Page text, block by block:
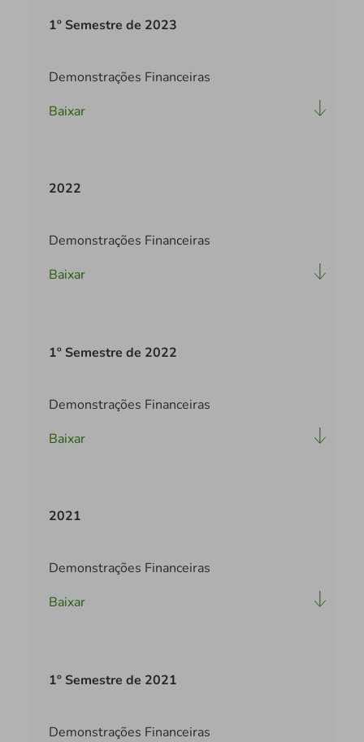
1º Semestre de 2023
Demonstrações Financeiras
Baixar
2022
Demonstrações Financeiras
Baixar
1º Semestre de 2022
Demonstrações Financeiras
Baixar
2021
Demonstrações Financeiras
Baixar
1º Semestre de 2021
Demonstrações Financeiras